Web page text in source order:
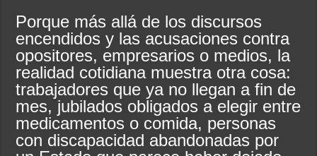
Porque más allá de los discursos
encendidos y las acusaciones contra
opositores, empresarios o medios, la
realidad cotidiana muestra otra cosa:
trabajadores que ya no llegan a fin de
mes, jubilados obligados a elegir entre
medicamentos o comida, personas
con discapacidad abandonadas por